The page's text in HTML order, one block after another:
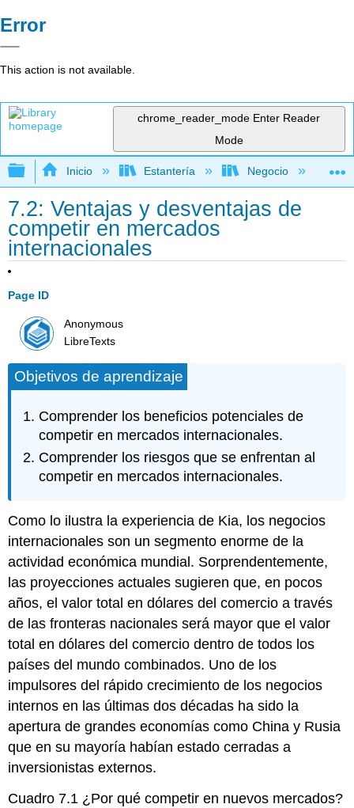
Error
This action is not available.
chrome_reader_mode Enter Reader
Mode
Expandir/contraer jerarquía global
Inicio Estantería Negocio
7.2: Ventajas y desventajas de
competir en mercados
internacionales
Page ID
Anonymous
LibreTexts
Objetivos de aprendizaje
Comprender los beneficios potenciales de
competir en mercados internacionales.
Comprender los riesgos que se enfrentan al
competir en mercados internacionales.
Como lo ilustra la experiencia de Kia, los negocios
internacionales son un segmento enorme de la
actividad económica mundial. Sorprendentemente,
las proyecciones actuales sugieren que, en pocos
años, el valor total en dólares del comercio a través
de las fronteras nacionales será mayor que el valor
total en dólares del comercio dentro de todos los
países del mundo combinados. Uno de los
impulsores del rápido crecimiento de los negocios
internos en las últimas dos décadas ha sido la
apertura de grandes economías como China y Rusia
que en su mayoría habían estado cerradas a
inversionistas externos.
Cuadro 7.1 ¿Por qué competir en nuevos mercados?